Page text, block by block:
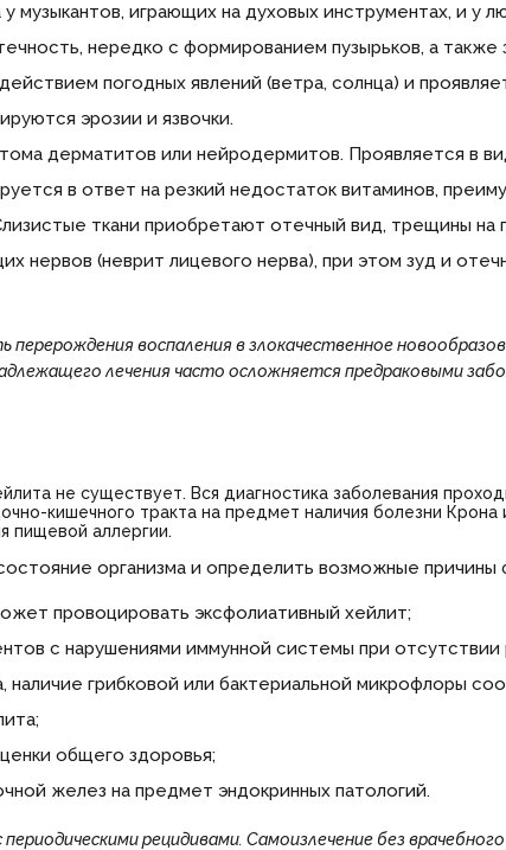
музыкантов, играющих на духовых инструментах, и у
нередко с формированием пузырьков, а
погодных явлений (ветра, солнца) и
эрозии и язвочки.
дерматитов или нейродермитов. Проявляется в
в ответ на резкий недостаток витаминов,
ткани приобретают отечный вид, трещины на
нервов (неврит лицевого нерва), при этом зуд и
воспаления в злокачественное
лечения часто осложняется предраковыми
не существует. Вся диагностика заболевания
кишечного тракта на предмет наличия болезни Крона
пищевой аллергии.
организма и определить возможные причины
провоцировать эксфолиативный хейлит;
с нарушениями иммунной системы при
грибковой или бактериальной микрофлоры
общего здоровья;
желез на предмет эндокринных патологий.
рецидивами. Самоизлечение без